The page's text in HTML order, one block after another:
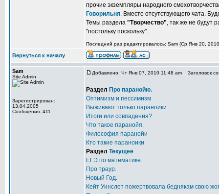
прочие экземпляры народного
Говорильня. Вместо отсутствующего чата.
Темы раздела "Творчество", так же не будут
"постольку поскольку".
Последний раз редактировалось: Sam (Ср Янв 20,
Вернуться к началу
Sam
Site Admin
Зарегистрирован:
13.04.2005
Сообщения: 411
Добавлено: Чт Янв 07, 2010 11:48 am Заголовок
Раздел Про паранойю.
Оптимизм и пессимизм
Выживают только параноики
Итоги или совпадения?
Что такое паранойя.
Философия паранойи
Кто такие параноики
Раздел Текущее
ЕГЭ по математике.
Про траур.
Новый Год.
Кейт Уинслет пожертвовала беднякам свою